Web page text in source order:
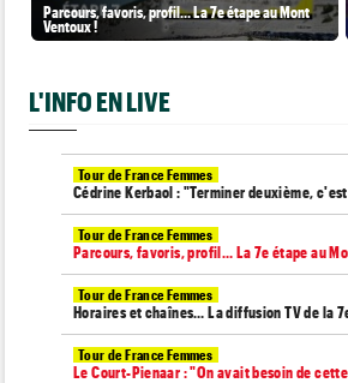
Parcours, favoris, profil… La 7e étape au Mont
Ventoux !
L'INFO EN LIVE
Tour de France Femmes
Cédrine Kerbaol : "Terminer deuxième,
Tour de France Femmes
Parcours, favoris, profil… La 7e étape au
Tour de France Femmes
Horaires et chaînes… La diffusion TV de la
Tour de France Femmes
Le Court-Pienaar : "On avait besoin de